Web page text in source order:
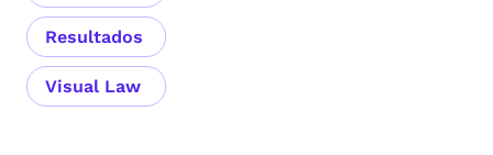
Resultados
Visual Law